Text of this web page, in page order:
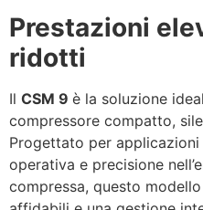
Prestazioni
ridotti
Il CSM 9 è la soluzione
compressore compatto,
Progettato per
operativa e precisione
compressa, questo